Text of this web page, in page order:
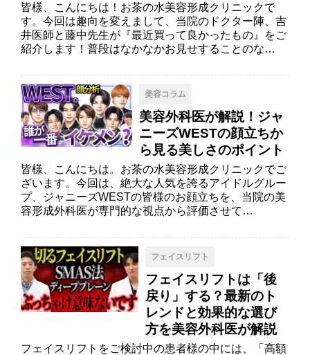
皆様、こんにちは！お茶の水美容形成クリニックで
す。今回は趣向を変えまして、当院のドクター陣、吉
井医師と藤中先生が『最近買って良かったもの』をご
紹介します！普段はなかなかお見せすることのな…
美容コラム
美容外科医が解説！ジャ
ニーズWESTの顔立ちか
ら見る美しさのポイント
皆様、こんにちは。お茶の水美容形成クリニックでご
ざいます。今回は、絶大な人気を誇るアイドルグルー
プ、ジャニーズWESTの皆様のお顔立ちを、当院の美
容形成外科医が専門的な視点から評価させて…
フェイスリフト
フェイスリフトは「後
戻り」する？最新のト
レンドと効果的な選び
方を美容外科医が解説
フェイスリフトをご検討中の患者様の中には、「高額